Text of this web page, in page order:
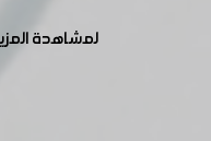
لمشاهدة